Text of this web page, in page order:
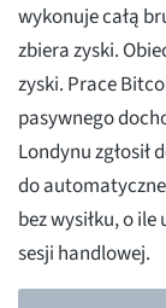
wykonuje całą
zbiera zyski.
zyski. Prace
pasywnego
Londynu zgłosił
do
bez wysiłku, o
sesji handlowej.